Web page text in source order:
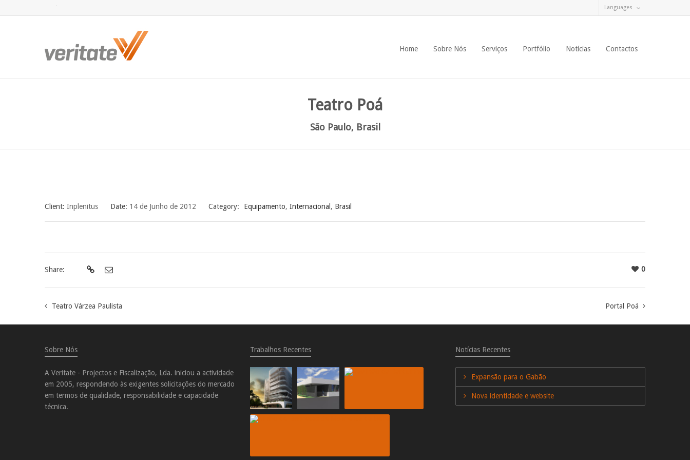
Languages
Home Sobre Nós Serviços Portfólio Notícias Contactos
Teatro Poá
São Paulo, Brasil
Client: Inplenitus Date: 14 de Junho de 2012 Category: Equipamento, Internacional , Brasil
Share: 0
Teatro Várzea Paulista Portal Poá
Sobre Nós
A Veritate - Projectos e Fiscalização, Lda. iniciou a actividade
em 2005, respondendo às exigentes solicitações do mercado
em termos de qualidade, responsabilidade e capacidade
técnica.
Trabalhos Recentes Notícias Recentes
Expansão para o Gabão
Nova identidade e website